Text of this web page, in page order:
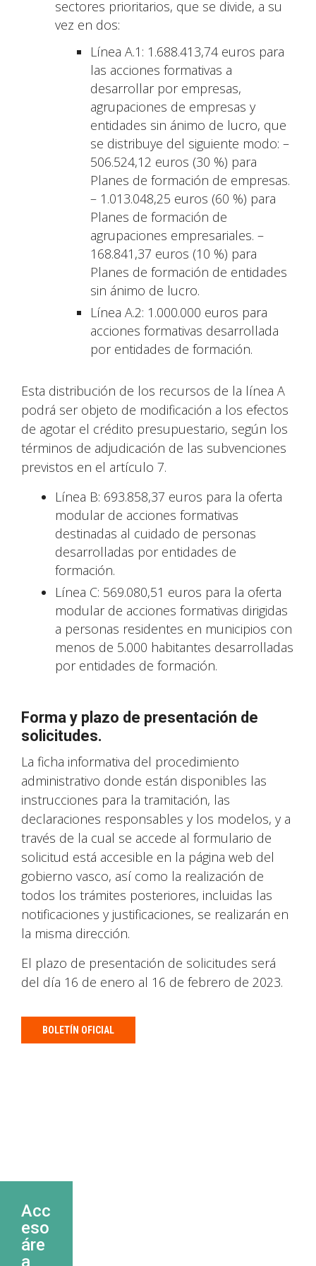
sectores prioritarios, que se divide, a su
vez en dos:
Línea A.1: 1.688.413,74 euros para
las acciones formativas a
desarrollar por empresas,
agrupaciones de empresas y
entidades sin ánimo de lucro, que
se distribuye del siguiente modo: –
506.524,12 euros (30 %) para
Planes de formación de empresas.
– 1.013.048,25 euros (60 %) para
Planes de formación de
agrupaciones empresariales. –
168.841,37 euros (10 %) para
Planes de formación de entidades
sin ánimo de lucro.
Línea A.2: 1.000.000 euros para
acciones formativas desarrollada
por entidades de formación.
Esta distribución de los recursos de la línea A
podrá ser objeto de modificación a los efectos
de agotar el crédito presupuestario, según los
términos de adjudicación de las subvenciones
previstos en el artículo 7.
Línea B: 693.858,37 euros para la oferta
modular de acciones formativas
destinadas al cuidado de personas
desarrolladas por entidades de
formación.
Línea C: 569.080,51 euros para la oferta
modular de acciones formativas dirigidas
a personas residentes en municipios con
menos de 5.000 habitantes desarrolladas
por entidades de formación.
Forma y plazo de presentación de
solicitudes.
La ficha informativa del procedimiento
administrativo donde están disponibles las
instrucciones para la tramitación, las
declaraciones responsables y los modelos, y a
través de la cual se accede al formulario de
solicitud está accesible en la página web del
gobierno vasco, así como la realización de
todos los trámites posteriores, incluidas las
notificaciones y justificaciones, se realizarán en
la misma dirección.
El plazo de presentación de solicitudes será
del día 16 de enero al 16 de febrero de 2023.
BOLETÍN OFICIAL
Acc
eso
áre
a